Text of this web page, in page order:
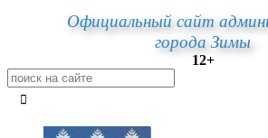
Официальный сайт
города Зимы
12+